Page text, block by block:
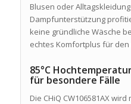
Blusen oder
Dampfunterstützung
keine gründliche Wäsche
echtes Komfortplus für
85°C
für besondere Fälle
Die CHiQ CW106581AX wird